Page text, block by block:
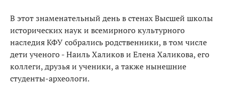
В этот знаменательный день в стенах Высшей школы
исторических наук и всемирного культурного
наследия КФУ собрались родственники, в том числе
дети ученого - Наиль Халиков и Елена Халикова, его
коллеги, друзья и ученики, а также нынешние
студенты-археологи.